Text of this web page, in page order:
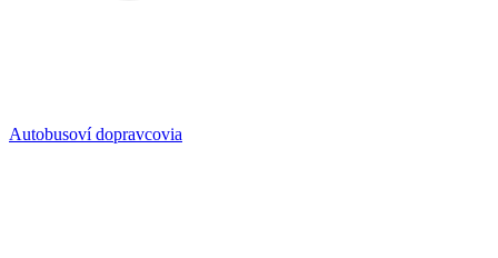
Autobusoví dopravcovia